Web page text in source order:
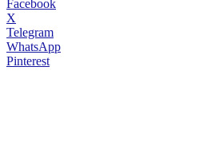
Facebook
X
Telegram
WhatsApp
Pinterest